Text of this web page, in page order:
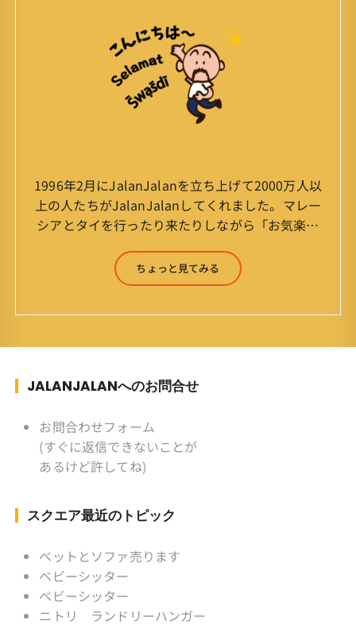
1996年2月にJalanJalanを立ち上げて2000万人以
上の人たちがJalanJalanしてくれました。マレー
シアとタイを行ったり来たりしながら「お気楽」
森 淳（Jun Yamamori） 生年月日 ：1959年
7月4日(61才) 生まれ ：香港(3才まで)
スポーツ ：水泳(浜名湾流古式泳法、競泳平泳
ク ソフトボール
監督 BKKソフトボール「おぼん
こぼん 」監督 マレーシア歴：1991年から31年
目 タイ歴 ：2001年から21年目
ちょっと見てみる
JALANJALANへのお問合せ
お問合わせフォーム
(すぐに返信できないことが
あるけど許してね)
スクエア最近のトピック
ベットとソファ売ります
ベビーシッター
ベビーシッター
ニトリ ランドリーハンガー